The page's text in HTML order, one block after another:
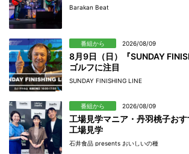
Barakan Beat
番組から 2026/08/09
8月9日（日）『SUNDAY
ゴルフに注目
SUNDAY FINISHING LINE
番組から 2026/08/09
工場見学マニア・丹羽桃子お
工場見学
石井食品 presents おいしいの種